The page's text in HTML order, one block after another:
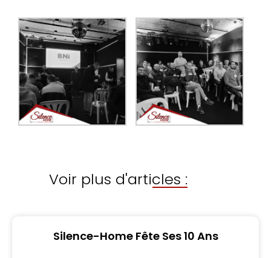
Voir plus d'articles :
Silence-Home Fête Ses 10 Ans